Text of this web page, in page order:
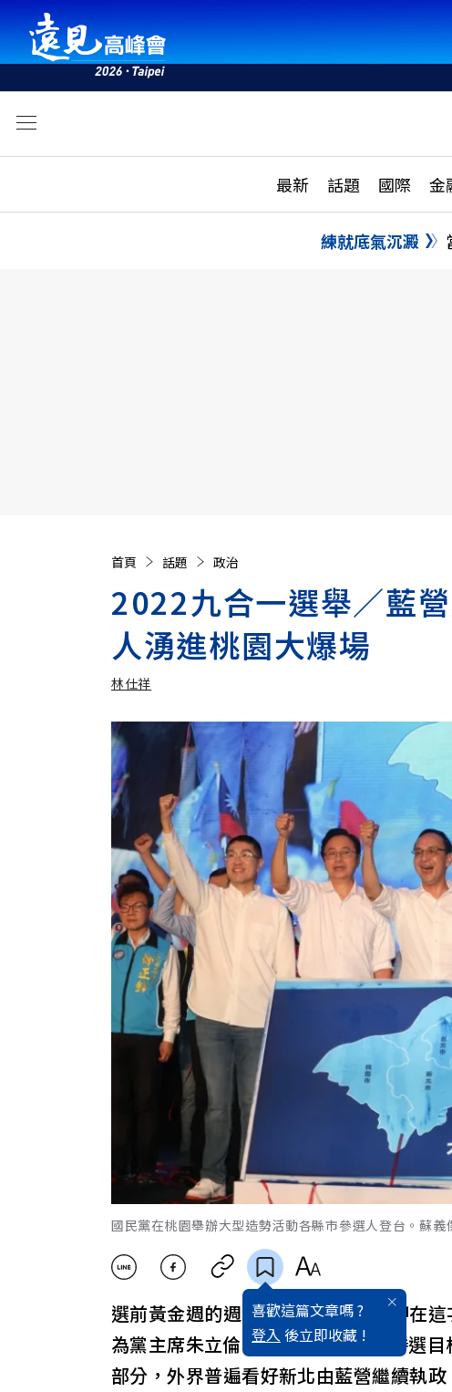
最新 話題 國際 金
活動
話題
練就底氣沉澱
首頁 話題 政治
2022九合一選舉／藍
人湧進桃園大爆場
林仕祥
林仕祥 加入追蹤
國民黨在桃園舉辦大型造勢活動各縣市參選人登台。蘇義
喜歡這篇文章嗎 ?
登入 後立即收藏 !
選前黃金週的週六，國民黨將重兵押在
為黨主席朱立倫為這次選戰訂下的勝選
部分，外界普遍看好新北由藍營繼續執